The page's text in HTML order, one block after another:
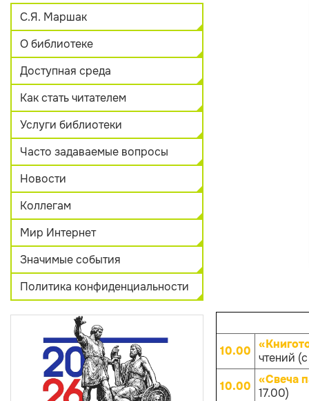
С.Я. Маршак
О библиотеке
Доступная среда
Как стать читателем
Услуги библиотеки
Часто задаваемые вопросы
Новости
Коллегам
Мир Интернет
Значимые события
Политика конфиденциальности
10.00 чтений
10.00 «Свеча
17.00)